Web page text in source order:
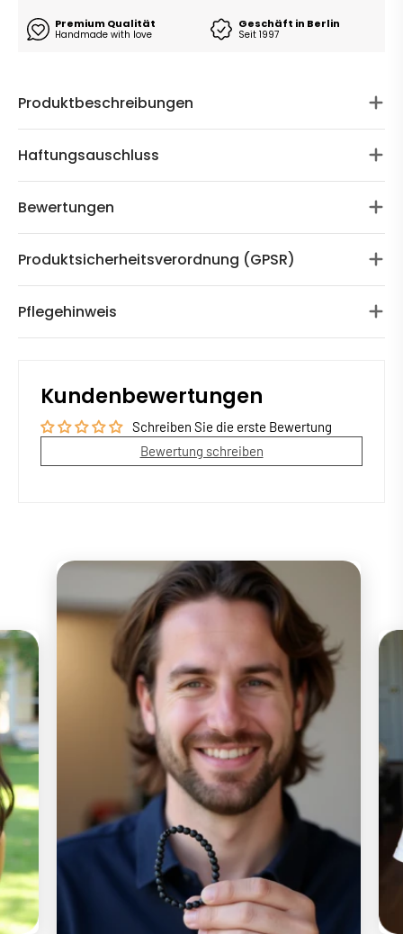
Premium Qualität
Handmade with love
Geschäft in Berlin
Seit 1997
Produktbeschreibungen
Haftungsauschluss
Bewertungen
Produktsicherheitsverordnung (GPSR)
Pflegehinweis
Kundenbewertungen
Schreiben Sie die erste Bewertung
Bewertung schreiben